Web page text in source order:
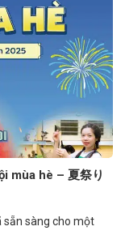
mùa hè – 夏祭り
sẵn sàng cho một